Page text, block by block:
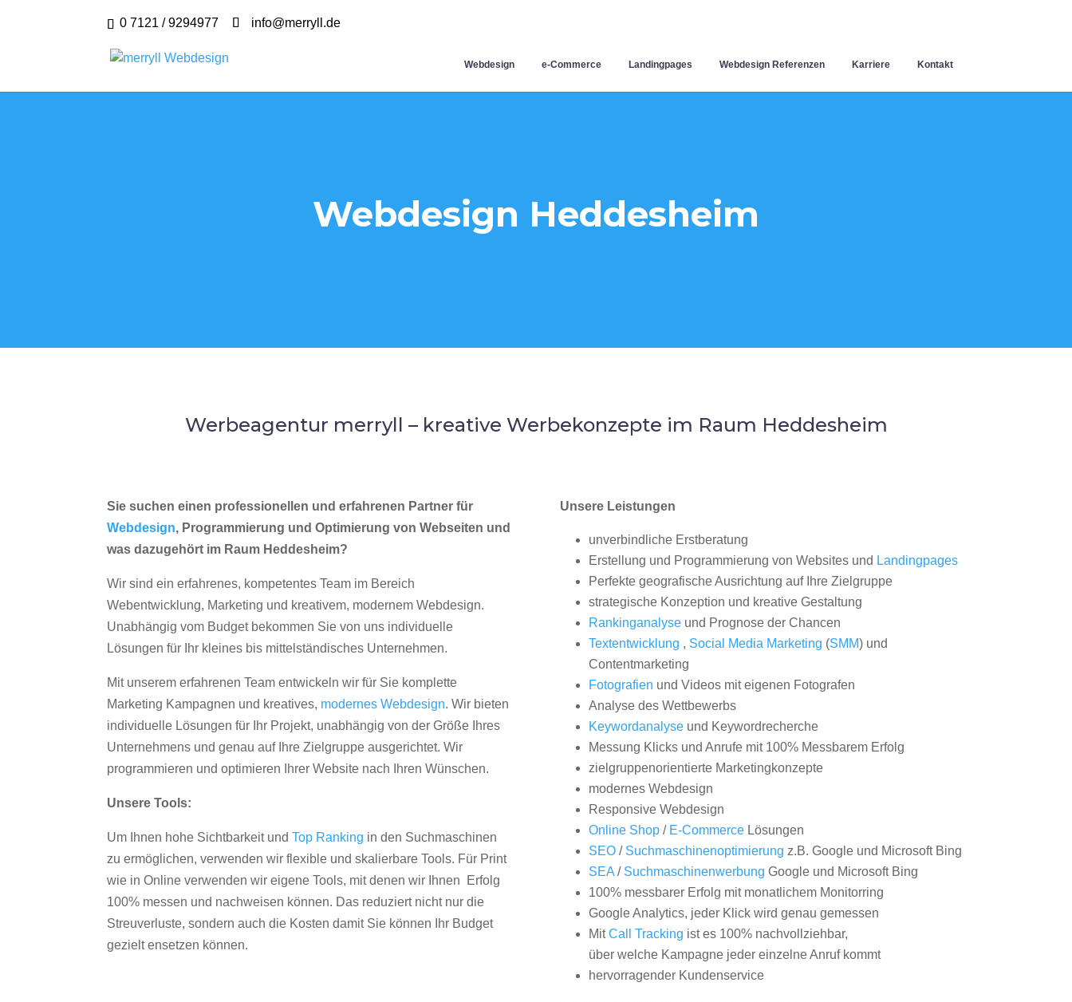
0 7121 / 9294977 info@merryll.de
Webdesign e-Commerce Landingpages Webdesign Referenzen Karriere Kontakt
Webdesign Heddesheim
Werbeagentur merryll – kreative Werbekonzepte im Raum Heddesheim
Sie suchen einen professionellen und erfahrenen Partner für
Webdesign, Programmierung und Optimierung von Webseiten und
was dazugehört im Raum Heddesheim?
Wir sind ein erfahrenes, kompetentes Team im Bereich
Webentwicklung, Marketing und kreativem, modernem Webdesign.
Unabhängig vom Budget bekommen Sie von uns individuelle
Lösungen für Ihr kleines bis mittelständisches Unternehmen.
Mit unserem erfahrenen Team entwickeln wir für Sie komplette
Marketing Kampagnen und kreatives, modernes Webdesign. Wir bieten
individuelle Lösungen für Ihr Projekt, unabhängig von der Größe Ihres
Unternehmens und genau auf Ihre Zielgruppe ausgerichtet. Wir
programmieren und optimieren Ihrer Website nach Ihren Wünschen.
Unsere Tools:
Um Ihnen hohe Sichtbarkeit undTop Ranking in den Suchmaschinen
zu ermöglichen, verwenden wir flexible und skalierbare Tools. Für Print
wie in Online verwenden wir eigene Tools, mit denen wir Ihnen Erfolg
100% messen und nachweisen können. Das reduziert nicht nur die
Streuverluste, sondern auch die Kosten damit Sie können Ihr Budget
gezielt ensetzen können.
Unsere Leistungen
unverbindliche Erstberatung
Erstellung und Programmierung von Websites und Landingpages
Perfekte geografische Ausrichtung auf Ihre Zielgruppe
strategische Konzeption und kreative Gestaltung
Rankinganalyseund Prognose der Chancen
Textentwicklung , Social Media Marketing (SMM) und
Contentmarketing
Fotografien und Videos mit eigenen Fotografen
Analyse des Wettbewerbs
Keywordanalyseund Keywordrecherche
Messung Klicks und Anrufe mit 100% Messbarem Erfolg
zielgruppenorientierte Marketingkonzepte
modernes Webdesign
Responsive Webdesign
Online Shop/ E-CommerceLösungen
SEO/ Suchmaschinenoptimierung z.B. Google und Microsoft Bing
SEA/ Suchmaschinenwerbung Google und Microsoft Bing
100% messbarer Erfolg mit monatlichem Monitorring
Google Analytics, jeder Klick wird genau gemessen
MitCall Tracking ist es 100% nachvollziehbar,
über welche Kampagne jeder einzelne Anruf kommt
hervorragender Kundenservice